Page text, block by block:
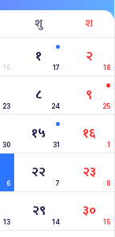
शु श
16
१
17
२
18
23
८
24
९
25
30
१५
31
१६
1
6
२२
7
२३
8
13
२९
14
३०
15